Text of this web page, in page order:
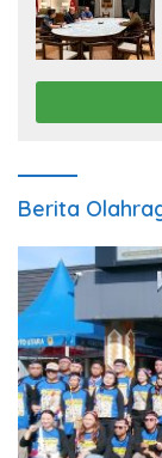
Berita